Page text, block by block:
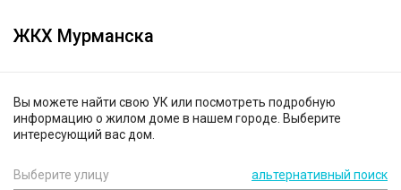
ЖКХ Мурманска
Вы можете найти свою УК или посмотреть подробную
информацию о жилом доме в нашем городе. Выберите
интересующий вас дом.
Выберите улицу альтернативный поиск